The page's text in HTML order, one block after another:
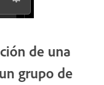
de una
grupo de